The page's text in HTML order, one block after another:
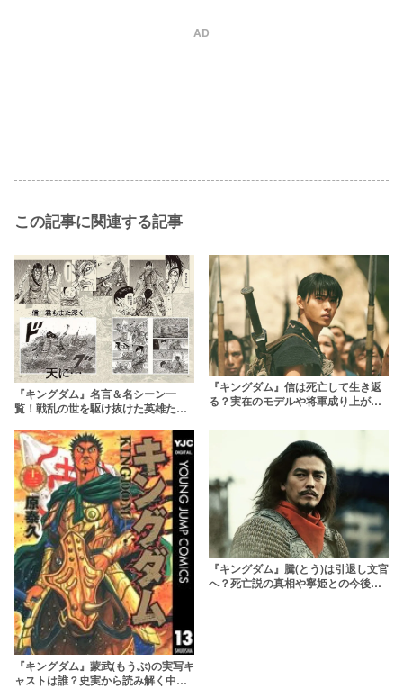
AD
この記事に関連する記事
『キングダム』名言＆名シーン一
覧！戦乱の世を駆け抜けた英雄たち
『キングダム』信は死亡して生き返
る？実在のモデルや将軍成り上がり
『キングダム』蒙武(もうぶ)の実写キ
ャストは誰？史実から読み解く中華
『キングダム』騰(とう)は引退し文官
へ？死亡説の真相や寧姫との今後が